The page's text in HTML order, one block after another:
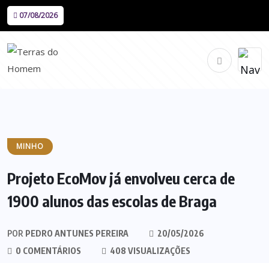
07/08/2026
MINHO
Projeto EcoMov já envolveu cerca de
1900 alunos das escolas de Braga
POR PEDRO ANTUNES PEREIRA
20/05/2026
0 COMENTÁRIOS
408 VISUALIZAÇÕES